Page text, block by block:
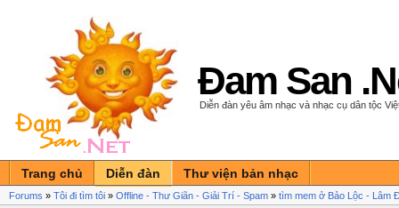
Đam San
Diễn đàn yêu âm nhạc và nhạc cụ dân tộc
Trang chủ Diễn đàn Thư viện bản nhạc
Forums » Tôi đi tìm tôi » Offline - Thư Giãn - Giải Trí - Spam » tìm mem ở Bảo Lộc - Lâm